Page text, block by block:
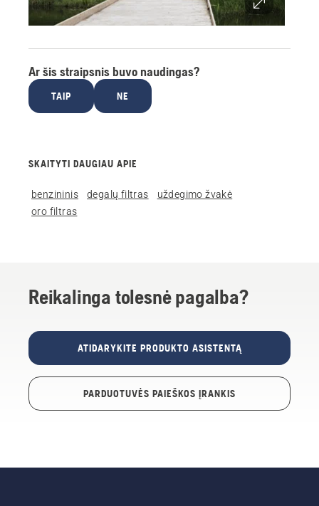
Ar šis straipsnis buvo naudingas?
TAIP NE
SKAITYTI DAUGIAU APIE
benzininis degalų filtras
uždegimo žvakė
oro filtras
Reikalinga tolesnė pagalba?
ATIDARYKITE PRODUKTO ASISTENTĄ
PARDUOTUVĖS PAIEŠKOS ĮRANKIS